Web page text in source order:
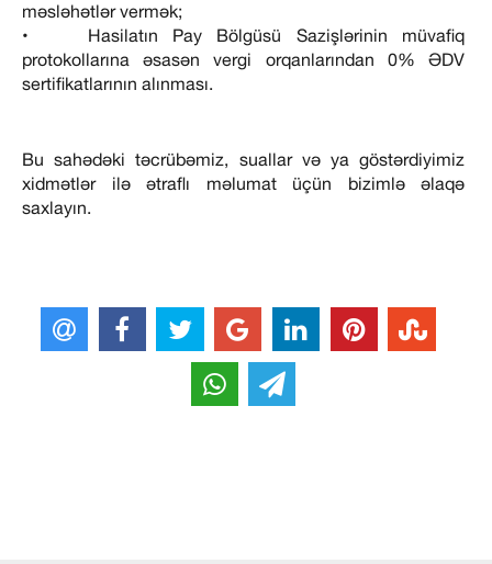
məsləhətlər vermək;
• Hasilatın Pay Bölgüsü Sazişlərinin müvafiq
protokollarına əsasən vergi orqanlarından 0% ƏDV
sertifikatlarının alınması.
Bu sahədəki təcrübəmiz, suallar və ya göstərdiyimiz
xidmətlər ilə ətraflı məlumat üçün bizimlə əlaqə
saxlayın.